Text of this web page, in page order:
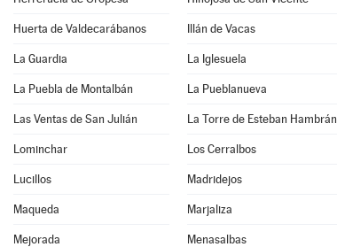
Huerta de Valdecarábanos Illán de Vacas
La Guardia La Iglesuela
La Puebla de Montalbán La Pueblanueva
Las Ventas de San Julián La Torre de Esteban Hambrán
Lominchar Los Cerralbos
Lucillos Madridejos
Maqueda Marjaliza
Mejorada Menasalbas